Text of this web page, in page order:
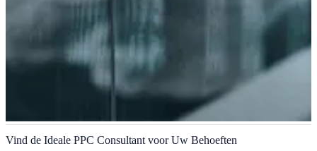
PPC
Vind de Ideale PPC Consultant voor Uw Behoeften